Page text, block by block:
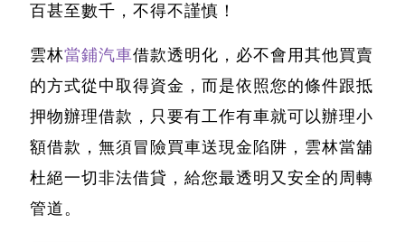
百甚至數千，不得不謹慎！
雲林當鋪汽車借款透明化，必不會用其他買賣
的方式從中取得資金，而是依照您的條件跟抵
押物辦理借款，只要有工作有車就可以辦理小
額借款， 無須冒險買車送現金陷阱 ，雲林當舖
杜絕一切非法借貸，給您最透明又安全的周轉
管道。